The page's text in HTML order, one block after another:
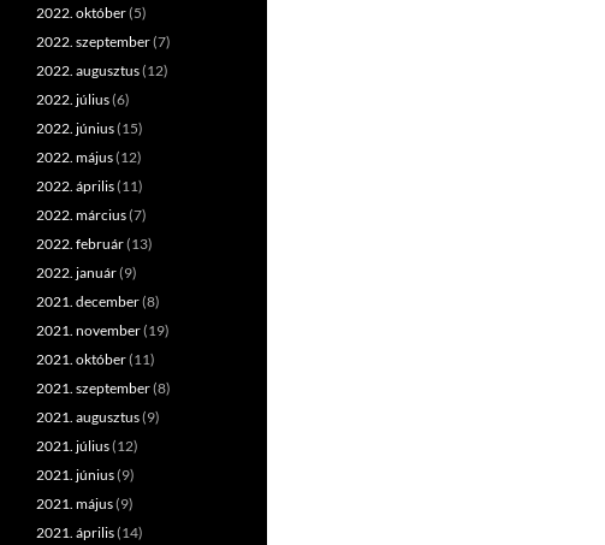
2022. október(5)
2022. szeptember(7)
2022. augusztus(12)
2022. július(6)
2022. június(15)
2022. május(12)
2022. április(11)
2022. március(7)
2022. február(13)
2022. január(9)
2021. december(8)
2021. november(19)
2021. október(11)
2021. szeptember(8)
2021. augusztus(9)
2021. július(12)
2021. június(9)
2021. május(9)
2021. április(14)